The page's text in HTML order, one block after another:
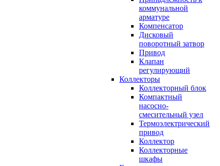
коммунальной
арматуре
Компенсатор
Дисковый
поворотный затвор
Привод
Клапан
регулирующий
Коллекторы
Коллекторный блок
Компактный
насосно-
смесительный узел
Термоэлектрический
привод
Коллектор
Коллекторные
шкафы